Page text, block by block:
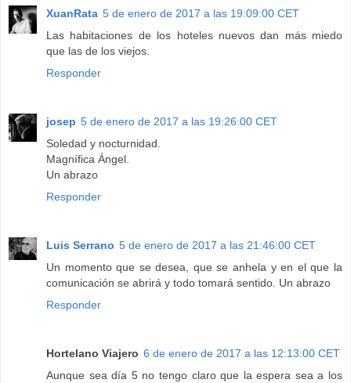
XuanRata 5 de enero de 2017 a las 19:09:00 CET
Las habitaciones de los hoteles nuevos dan más miedo
que las de los viejos.
Responder
josep 5 de enero de 2017 a las 19:26:00 CET
Soledad y nocturnidad.
Magnífica Ángel.
Un abrazo
Responder
Luis Serrano 5 de enero de 2017 a las 21:46:00 CET
Un momento que se desea, que se anhela y en el que la
comunicación se abrirá y todo tomará sentido. Un abrazo
Responder
Hortelano Viajero 6 de enero de 2017 a las 12:13:00 CET
Aunque sea día 5 no tengo claro que la espera sea a los